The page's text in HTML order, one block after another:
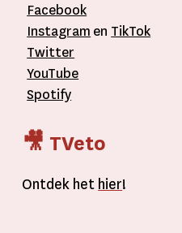
Facebook
Instagram en TikTok
Twitter
YouTube
Spotify
🎥 TVeto
Ontdek het hier!